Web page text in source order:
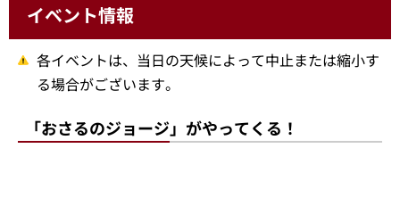
イベント情報
各イベントは、当日の天候によって中止または縮小す
る場合がございます。
「おさるのジョージ」がやってくる！